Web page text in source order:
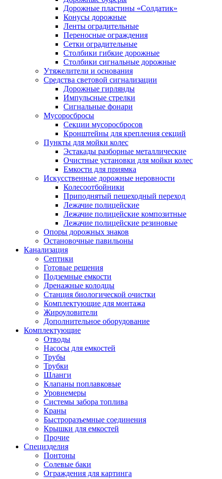
Дорожные пластины «Солдатик»
Конусы дорожные
Ленты оградительные
Переносные ограждения
Сетки оградительные
Столбики гибкие дорожные
Столбики сигнальные дорожные
Утяжелители и основания
Средства световой сигнализации
Дорожные гирлянды
Импульсные стрелки
Сигнальные фонари
Мусоросбросы
Секции мусоросбросов
Кронштейны для крепления секций
Пункты для мойки колес
Эстакады разборные металлические
Очистные установки для мойки колес
Емкости для приямка
Искусственные дорожные неровности
Колесоотбойники
Приподнятый пешеходный переход
Лежачие полицейские
Лежачие полицейские композитные
Лежачие полицейские резиновые
Опоры дорожных знаков
Остановочные павильоны
Канализация
Септики
Готовые решения
Подземные емкости
Дренажные колодцы
Станция биологической очистки
Комплектующие для монтажа
Жироуловители
Дополнительное оборудование
Комплектующие
Отводы
Насосы для емкостей
Трубы
Трубки
Шланги
Клапаны поплавковые
Уровнемеры
Системы забора топлива
Краны
Быстроразъемные соединения
Крышки для емкостей
Прочие
Специзделия
Понтоны
Солевые баки
Ограждения для картинга